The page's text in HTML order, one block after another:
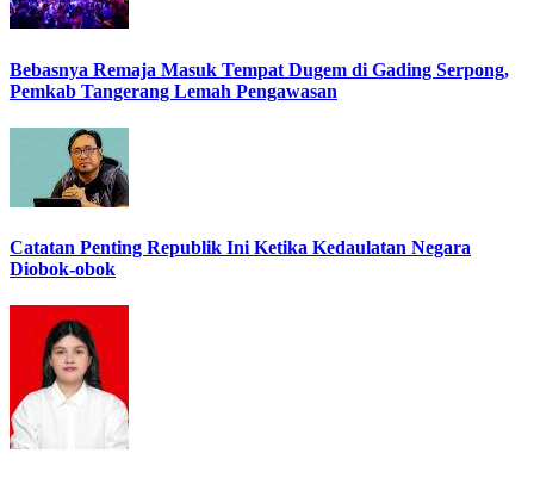
Bebasnya Remaja Masuk Tempat Dugem di Gading Serpong,
Pemkab Tangerang Lemah Pengawasan
Catatan Penting Republik Ini Ketika Kedaulatan Negara
Diobok-obok